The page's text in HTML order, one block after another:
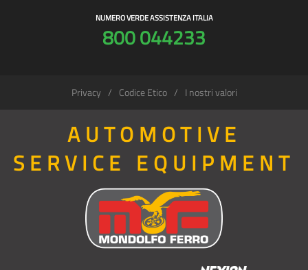
NUMERO VERDE ASSISTENZA ITALIA
800 044233
Privacy Codice Etico I nostri valori
AUTOMOTIVE
SERVICE EQUIPMENT